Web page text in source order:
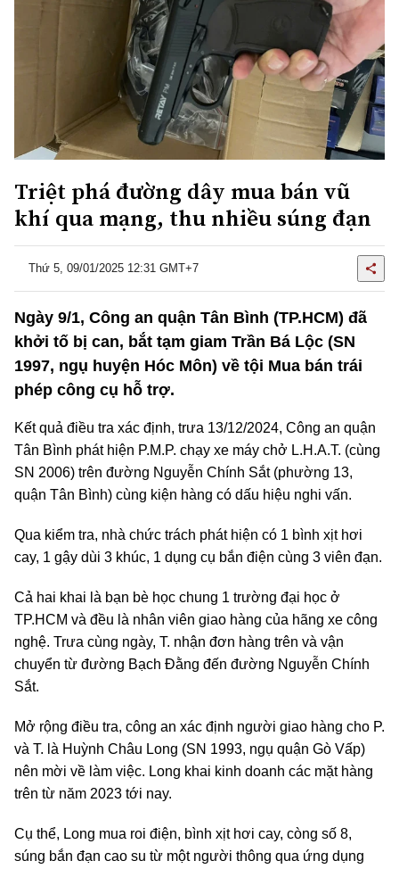
Triệt phá đường dây mua bán vũ
khí qua mạng, thu nhiều súng đạn
Thứ 5, 09/01/2025 12:31 GMT+7
Ngày 9/1, Công an quận Tân Bình (TP.HCM) đã
khởi tố bị can, bắt tạm giam Trần Bá Lộc (SN
1997, ngụ huyện Hóc Môn) về tội Mua bán trái
phép công cụ hỗ trợ.
Kết quả điều tra xác định, trưa 13/12/2024, Công an quận
Tân Bình phát hiện P.M.P. chạy xe máy chở L.H.A.T. (cùng
SN 2006) trên đường Nguyễn Chính Sắt (phường 13,
quận Tân Bình) cùng kiện hàng có dấu hiệu nghi vấn.
Qua kiểm tra, nhà chức trách phát hiện có 1 bình xịt hơi
cay, 1 gậy dùi 3 khúc, 1 dụng cụ bắn điện cùng 3 viên đạn.
Cả hai khai là bạn bè học chung 1 trường đại học ở
TP.HCM và đều là nhân viên giao hàng của hãng xe công
nghệ. Trưa cùng ngày, T. nhận đơn hàng trên và vận
chuyển từ đường Bạch Đằng đến đường Nguyễn Chính
Sắt.
Mở rộng điều tra, công an xác định người giao hàng cho P.
và T. là Huỳnh Châu Long (SN 1993, ngụ quận Gò Vấp)
nên mời về làm việc. Long khai kinh doanh các mặt hàng
trên từ năm 2023 tới nay.
Cụ thể, Long mua roi điện, bình xịt hơi cay, còng số 8,
súng bắn đạn cao su từ một người thông qua ứng dụng